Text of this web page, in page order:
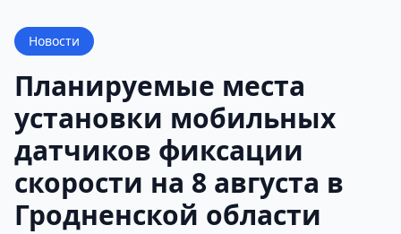
Новости
Планируемые места
установки мобильных
датчиков фиксации
скорости на 8 августа в
Гродненской области